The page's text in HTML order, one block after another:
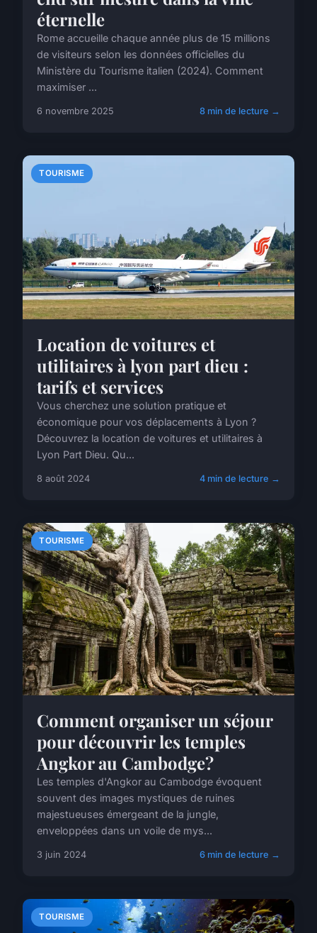
éternelle
Rome accueille chaque année plus de 15 millions
de visiteurs selon les données officielles du
Ministère du Tourisme italien (2024). Comment
maximiser ...
6 novembre 2025 8 min de lecture →
TOURISME
Location de voitures et
utilitaires à lyon part dieu :
tarifs et services
Vous cherchez une solution pratique et
économique pour vos déplacements à Lyon ?
Découvrez la location de voitures et utilitaires à
Lyon Part Dieu. Qu...
8 août 2024 4 min de lecture →
TOURISME
Comment organiser un séjour
pour découvrir les temples
Angkor au Cambodge?
Les temples d'Angkor au Cambodge évoquent
souvent des images mystiques de ruines
majestueuses émergeant de la jungle,
enveloppées dans un voile de mys...
3 juin 2024 6 min de lecture →
TOURISME